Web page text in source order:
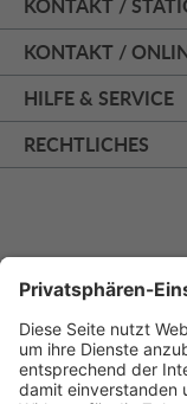
KONTAKT /
KONTAKT /
HILFE & SERVICE
RECHTLICHES
ÜBER